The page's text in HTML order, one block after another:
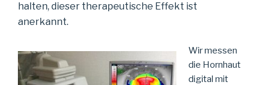
halten, dieser therapeutische Effekt ist
anerkannt.
Wir messen
die Hornhaut
digital mit